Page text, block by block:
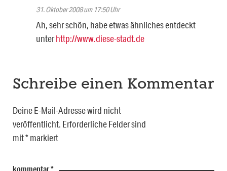
31. Oktober 2008 um 17:50 Uhr
Ah, sehr schön, habe etwas ähnliches entdeckt
unterhttp://www.diese-stadt.de
Schreibe einen Kommentar
Deine E-Mail-Adresse wird nicht
veröffentlicht. Erforderliche Felder sind
mit*markiert
kommentar*